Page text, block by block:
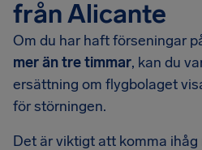
från Alicante
Om du har haft förseningar
mer än tre timmar, kan du
ersättning om flygbolaget
för störningen.
Det är viktigt att komma